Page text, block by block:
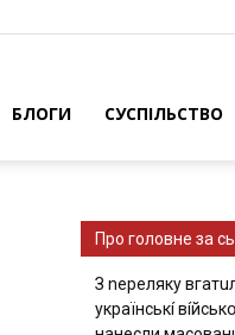
БЛОГИ СУСПІЛЬСТВО
Про головне за
З nepeлякy
yкpaїнcькí